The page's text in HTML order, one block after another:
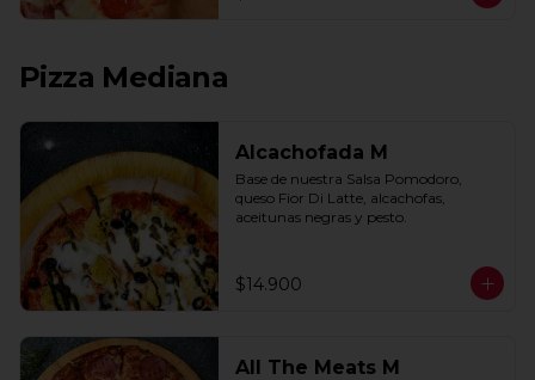
Pizza Mediana
Alcachofada M
Base de nuestra Salsa Pomodoro,
queso Fior Di Latte, alcachofas,
aceitunas negras y pesto.
$14.900
All The Meats M